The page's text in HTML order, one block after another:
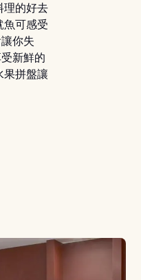
理的好去
魚可感受
你失
新鮮的
果拼盤讓